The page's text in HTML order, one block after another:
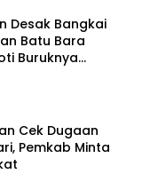
Desak Bangkai
Batu Bara
Buruknya
Cek Dugaan
Pemkab Minta